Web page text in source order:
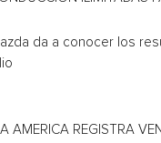
da a conocer los
AMERICA REGISTRA